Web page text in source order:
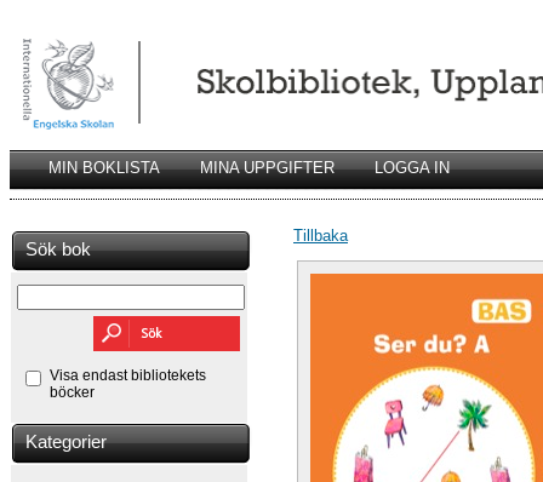
MIN BOKLISTA MINA UPPGIFTER LOGGA IN
Sök bok
Visa endast bibliotekets
böcker
Kategorier
Tillbaka